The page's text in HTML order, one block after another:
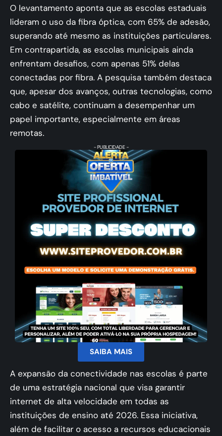
O levantamento aponta que as escolas estaduais
lideram o uso da fibra óptica, com 65% de adesão,
superando até mesmo as instituições particulares.
Em contrapartida, as escolas municipais ainda
enfrentam desafios, com apenas 51% delas
conectadas por fibra. A pesquisa também destaca
que, apesar dos avanços, outras tecnologias, como
cabo e satélite, continuam a desempenhar um
papel importante, especialmente em áreas
remotas.
- PUBLICIDADE -
SAIBA MAIS
A expansão da conectividade nas escolas é parte
de uma estratégia nacional que visa garantir
internet de alta velocidade em todas as
instituições de ensino até 2026. Essa iniciativa,
além de facilitar o acesso a recursos educacionais